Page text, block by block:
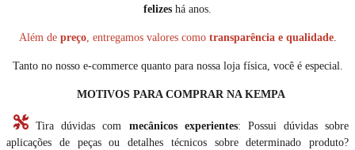
felizes há anos.
Além de preço, entregamos valores como transparência e qualidade.
Tanto no nosso e-commerce quanto para nossa loja física, você é especial.
MOTIVOS PARA COMPRAR NA KEMPA
Tira dúvidas com mecânicos experientes: Possui dúvidas sobre
aplicações de peças ou detalhes técnicos sobre determinado produto?